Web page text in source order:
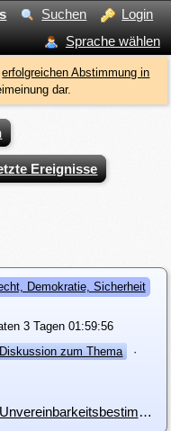
Suchen
Login
Sprache wählen
erfolgreichen Abstimmung in
dar.
Ereignisse
Demokratie, Sicherheit
3 Tagen 01:59:56
Diskussion zum Thema
·
i4447: Präzisierung/Ausweitung der Unvereinbarkeitsbestimmungen